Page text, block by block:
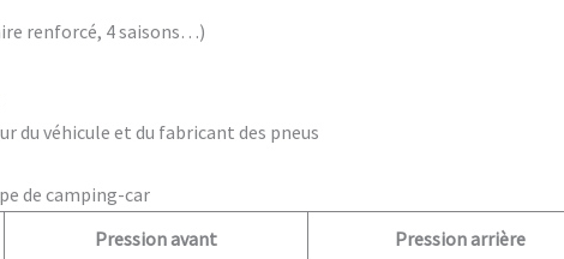
renforcé, 4 saisons…)
du véhicule et du fabricant des pneus
de camping-car
Pression avant Pression arrière